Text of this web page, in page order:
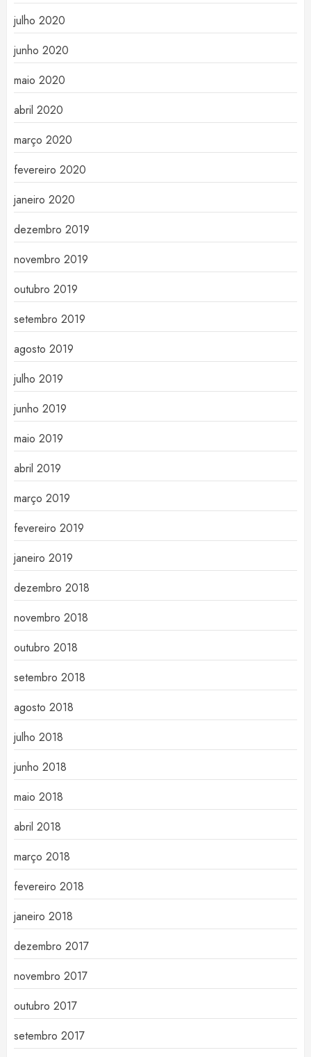
julho 2020
junho 2020
maio 2020
abril 2020
março 2020
fevereiro 2020
janeiro 2020
dezembro 2019
novembro 2019
outubro 2019
setembro 2019
agosto 2019
julho 2019
junho 2019
maio 2019
abril 2019
março 2019
fevereiro 2019
janeiro 2019
dezembro 2018
novembro 2018
outubro 2018
setembro 2018
agosto 2018
julho 2018
junho 2018
maio 2018
abril 2018
março 2018
fevereiro 2018
janeiro 2018
dezembro 2017
novembro 2017
outubro 2017
setembro 2017